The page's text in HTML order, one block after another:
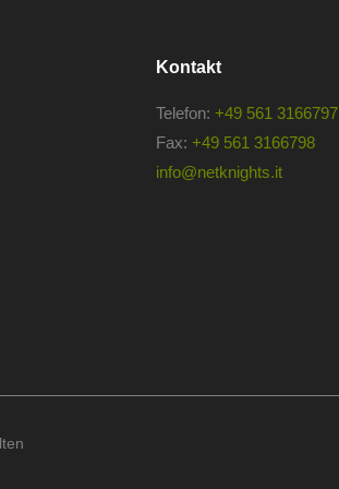
Kontakt
Telefon: +49 561 3166797
Fax: +49 561 3166798
info@netknights.it